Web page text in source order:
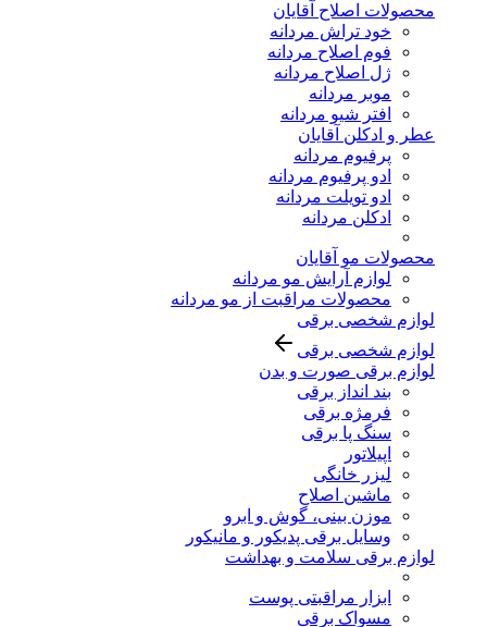
محصولات اصلاح آقایان
خود تراش مردانه
فوم اصلاح مردانه
ژل اصلاح مردانه
موبر مردانه
افتر شیو مردانه
عطر و ادکلن آقایان
پرفیوم مردانه
ادو پرفیوم مردانه
ادو تویلت مردانه
ادکلن مردانه
محصولات مو آقایان
لوازم آرایش مو مردانه
محصولات مراقبت از مو مردانه
لوازم شخصی برقی
لوازم شخصی برقی
لوازم برقی صورت و بدن
بند انداز برقی
فرمژه برقی
سنگ پا برقی
اپیلاتور
لیزر خانگی
ماشین اصلاح
موزن بینی، گوش و ابرو
وسایل برقی پدیکور و مانیکور
لوازم برقی سلامت و بهداشت
ابزار مراقبتی پوست
مسواک برقی